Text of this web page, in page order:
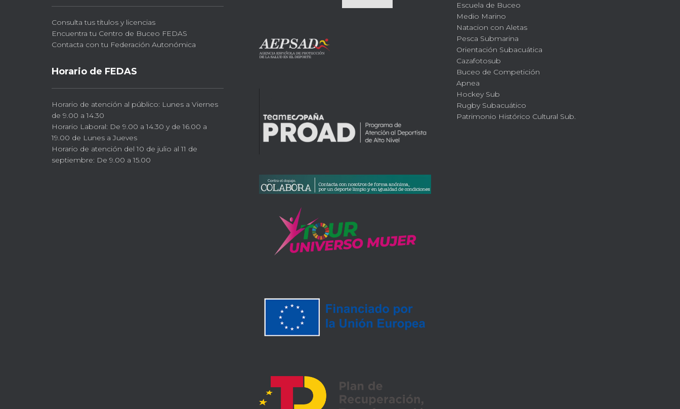
Consulta tus títulos y licencias
Encuentra tu Centro de Buceo FEDAS
Contacta con tu Federación Autonómica
Horario de FEDAS
Horario de atención al público: Lunes a Viernes
de 9.00 a 14.30
Horario Laboral: De 9.00 a 14.30 y de 16.00 a
19.00 de Lunes a Jueves
Horario de atención del 10 de julio al 11 de
septiembre: De 9.00 a 15.00
Escuela de Buceo
Medio Marino
Natacion con Aletas
Pesca Submarina
Orientación Subacuática
Cazafotosub
Buceo de Competición
Apnea
Hockey Sub
Rugby Subacuático
Patrimonio Histórico Cultural Sub.